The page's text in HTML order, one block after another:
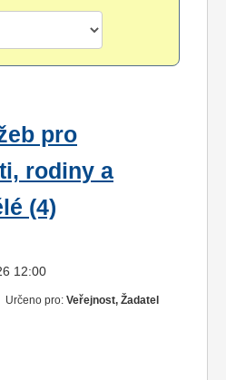
pro
rodiny a
(4)
12:00
Určeno pro: Veřejnost, Žadatel